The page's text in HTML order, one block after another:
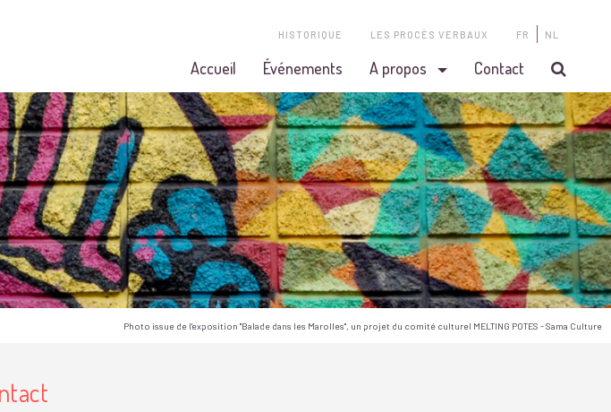
HISTORIQUE LES PROCÈS VERBAUX FR NL
Accueil Événements A propos Contact
Photo issue de l'exposition "Balade dans les Marolles", un projet du comité culturel MELTING POTES - Sama Culture